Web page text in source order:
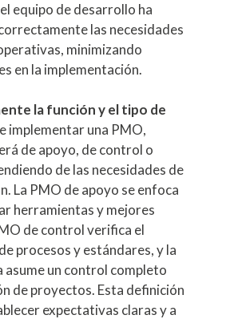
equipo de desarrollo ha
las necesidades
minimizando
en la implementación.
la función y el tipo de
implementar una PMO,
de apoyo, de control o
de las necesidades de
La PMO de apoyo se enfoca
herramientas y mejores
de control verifica el
procesos y estándares, y la
asume un control completo
de proyectos. Esta definición
expectativas claras y a